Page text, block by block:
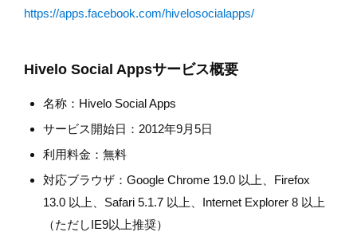
https://apps.facebook.com/hivelosocialapps/
Hivelo Social Appsサービス概要
名称：Hivelo Social Apps
サービス開始日：2012年9月5日
利用料金：無料
対応ブラウザ：Google Chrome 19.0 以上、Firefox
13.0 以上、Safari 5.1.7 以上、Internet Explorer 8 以上
（ただしIE9以上推奨）